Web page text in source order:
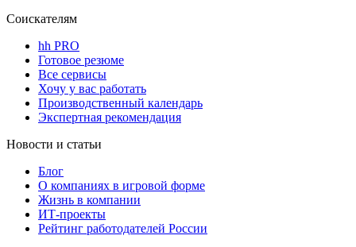
Соискателям
hh PRO
Готовое резюме
Все сервисы
Хочу у вас работать
Производственный календарь
Экспертная рекомендация
Новости и статьи
Блог
О компаниях в игровой форме
Жизнь в компании
ИТ-проекты
Рейтинг работодателей России